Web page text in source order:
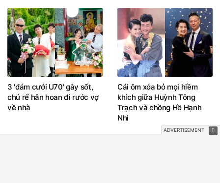
3 'đám cưới U70' gây sốt,
chú rể hân hoan đi rước vợ
về nhà
Cái ôm xóa bỏ mọi hiềm
khích giữa Huỳnh Tông
Trạch và chồng Hồ Hạnh
Nhi